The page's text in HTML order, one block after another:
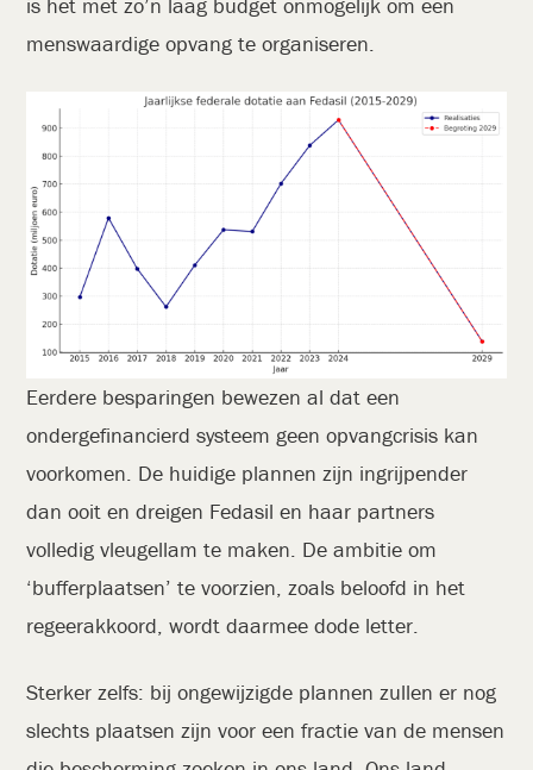
is het met zo’n laag budget onmogelijk om een
menswaardige opvang te organiseren.
Eerdere besparingen bewezen al dat een
ondergefinancierd systeem geen opvangcrisis kan
voorkomen. De huidige plannen zijn ingrijpender
dan ooit en dreigen Fedasil en haar partners
volledig vleugellam te maken. De ambitie om
‘bufferplaatsen’ te voorzien, zoals beloofd in het
regeerakkoord, wordt daarmee dode letter.
Sterker zelfs: bij ongewijzigde plannen zullen er nog
slechts plaatsen zijn voor een fractie van de mensen